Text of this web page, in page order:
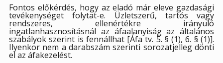
Fontos előkérdés, hogy az eladó már eleve gazdasági
tevékenységet folytat-e. Üzletszerű, tartós vagy
rendszeres, ellenértékre irányuló
ingatlanhasznosításnál az áfaalanyiság az általános
szabályok szerint is fennállhat [Áfa tv. 5. § (1), 6. § (1)].
Ilyenkor nem a darabszám szerinti sorozatjelleg dönti
el az áfakezelést.